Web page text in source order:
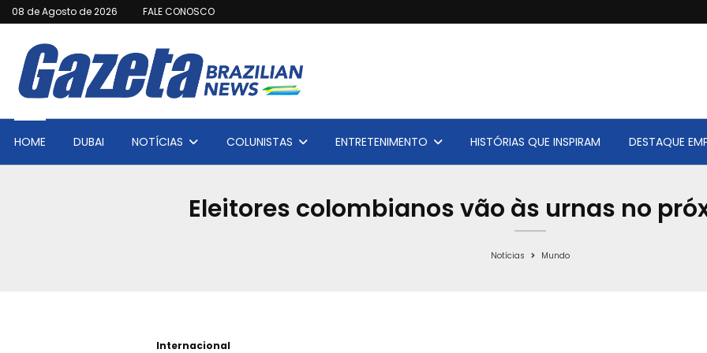
08 de Agosto de 2026 FALE CONOSCO
HOME DUBAI NOTÍCIAS COLUNISTAS ENTRETENIMENTO HISTÓRIAS QUE INSPIRAM DESTAQUE
Eleitores colombianos vão às urnas no
Notícias Mundo
Internacional